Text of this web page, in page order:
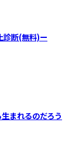
診断(無料)ー
まれるのだろう